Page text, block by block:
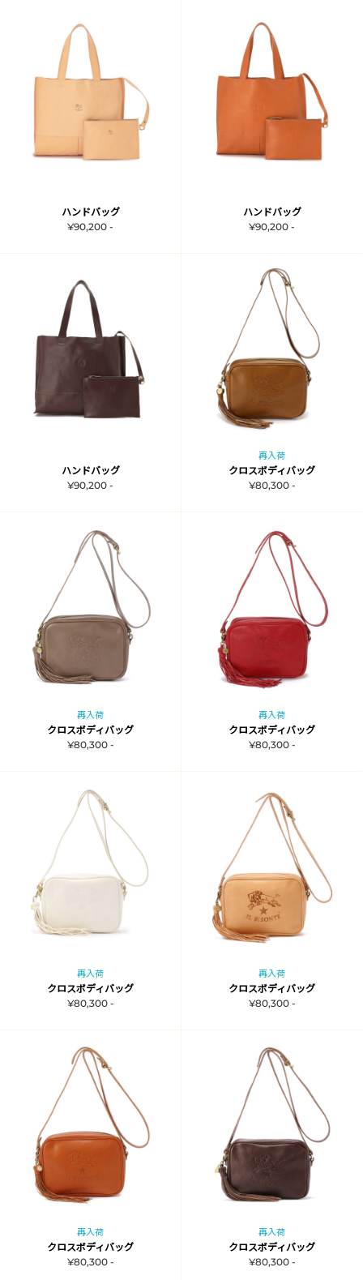
ハンドバッグ
¥90,200 -
ハンドバッグ
¥90,200 -
ハンドバッグ
¥90,200 -
再入荷
クロスボディバッグ
¥80,300 -
再入荷
クロスボディバッグ
¥80,300 -
再入荷
クロスボディバッグ
¥80,300 -
再入荷
クロスボディバッグ
¥80,300 -
再入荷
クロスボディバッグ
¥80,300 -
再入荷
クロスボディバッグ
¥80,300 -
再入荷
クロスボディバッグ
¥80,300 -